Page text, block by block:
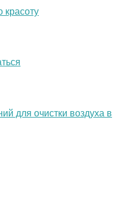
красоту
для очистки воздуха в